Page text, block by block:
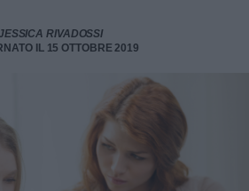
RIVADOSSI
IL 15 OTTOBRE 2019